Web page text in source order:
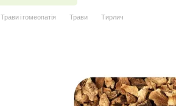
Трави і гомеопатія Трави Тирлич